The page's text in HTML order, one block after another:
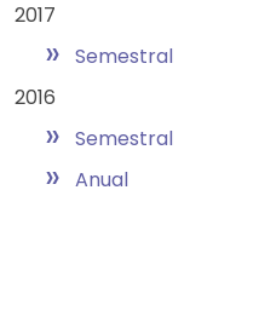
2017
» Semestral
2016
» Semestral
» Anual